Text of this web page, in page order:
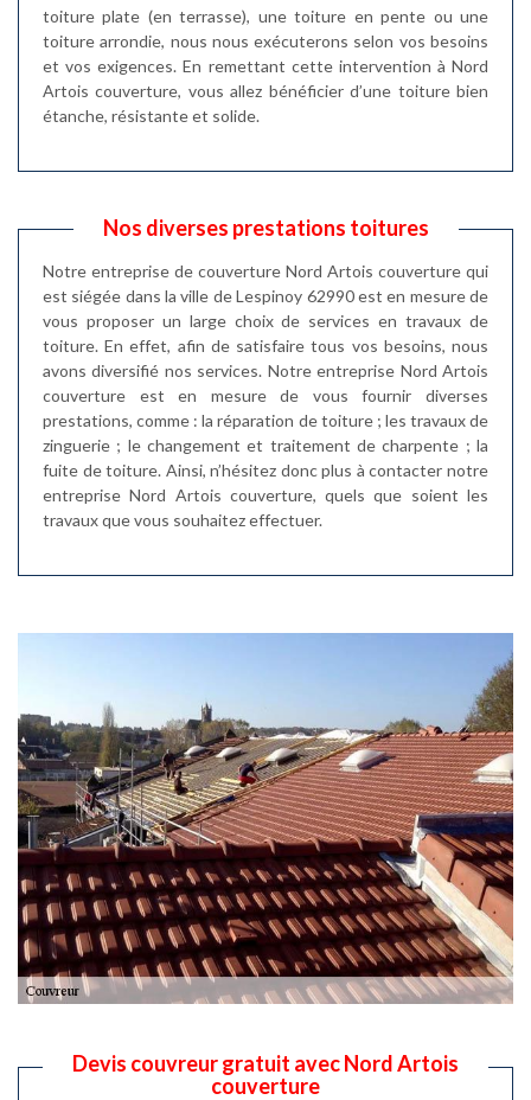
toiture plate (en terrasse), une toiture en pente ou une
toiture arrondie, nous nous exécuterons selon vos besoins
et vos exigences. En remettant cette intervention à Nord
Artois couverture, vous allez bénéficier d’une toiture bien
étanche, résistante et solide.
Nos diverses prestations toitures
Notre entreprise de couverture Nord Artois couverture qui
est siégée dans la ville de Lespinoy 62990 est en mesure de
vous proposer un large choix de services en travaux de
toiture. En effet, afin de satisfaire tous vos besoins, nous
avons diversifié nos services. Notre entreprise Nord Artois
couverture est en mesure de vous fournir diverses
prestations, comme : la réparation de toiture ; les travaux de
zinguerie ; le changement et traitement de charpente ; la
fuite de toiture. Ainsi, n’hésitez donc plus à contacter notre
entreprise Nord Artois couverture, quels que soient les
travaux que vous souhaitez effectuer.
Devis couvreur gratuit avec Nord Artois
couverture